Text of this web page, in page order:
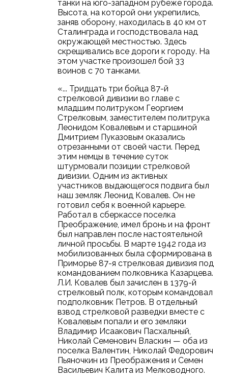
танки на юго-западном рубеже города.
Высота, на которой они укрепились,
заняв оборону, находилась в 40 км от
Сталинграда и господствовала над
окружающей местностью. Здесь
скрещивались все дороги к городу. На
этом участке произошел бой 33
воинов с 70 танками.
«... Тридцать три бойца 87-й
стрелковой дивизии во главе с
младшим политруком Георгием
Стрелковым, заместителем политрука
Леонидом Ковалевым и старшиной
Дмитрием Пуказовым оказались
отрезанными от своей части. Перед
этим немцы в течение суток
штурмовали позиции стрелковой
дивизии. Одним из активных
участников выдающегося подвига был
наш земляк Леонид Ковалев. Он не
готовил себя к военной карьере.
Работал в сберкассе поселка
Преображение, имел бронь и на фронт
был направлен после настоятельной
личной просьбы. В марте 1942 года из
мобилизованных была сформирована в
Приморье 87-я стрелковая дивизия под
командованием полковника Казарцева.
Л.И. Ковалев был зачислен в 1379-й
стрелковый полк, которым командовал
подполковник Петров. В отдельный
взвод стрелковой разведки вместе с
Ковалевым попали и его земляки
Владимир Исаакович Пасхальный,
Николай Семенович Власкин — оба из
поселка Валентин, Николай Федорович
Пьяночкин из Преображения и Семен
Васильевич Калита из Мелководного.